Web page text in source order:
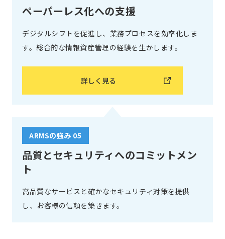
ペーパーレス化への支援
デジタルシフトを促進し、業務プロセスを効率化しま
す。総合的な情報資産管理の経験を生かします。
詳しく見る
ARMSの強み 05
品質とセキュリティへのコミットメン
ト
高品質なサービスと確かなセキュリティ対策を提供
し、お客様の信頼を築きます。